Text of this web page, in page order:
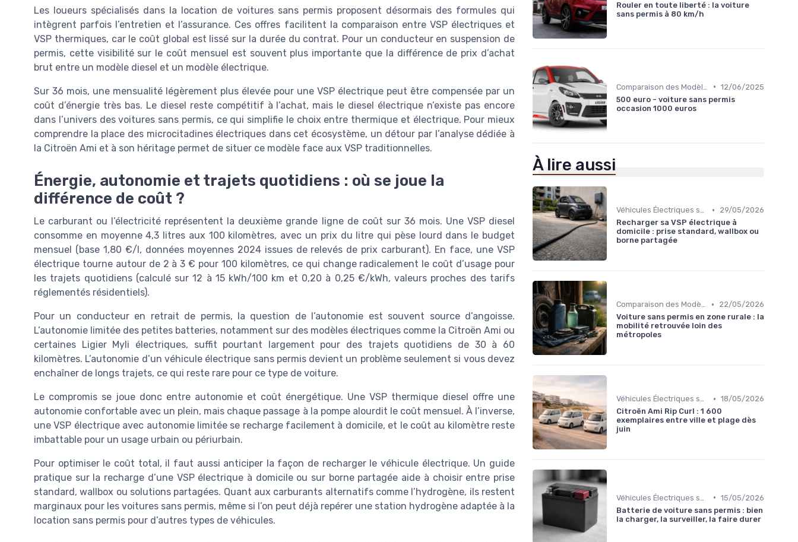
Les loueurs spécialisés dans la location de voitures sans permis proposent désormais des formules qui
intègrent parfois l’entretien et l’assurance. Ces offres facilitent la comparaison entre VSP électriques et
VSP thermiques, car le coût global est lissé sur la durée du contrat. Pour un conducteur en suspension de
permis, cette visibilité sur le coût mensuel est souvent plus importante que la différence de prix d’achat
brut entre un modèle diesel et un modèle électrique.
Sur 36 mois, une mensualité légèrement plus élevée pour une VSP électrique peut être compensée par un
coût d’énergie très bas. Le diesel reste compétitif à l’achat, mais le diesel électrique n’existe pas encore
dans l’univers des voitures sans permis, ce qui simplifie le choix entre thermique et électrique. Pour mieux
comprendre la place des microcitadines électriques dans cet écosystème, un détour par l’analyse dédiée à
la Citroën Ami et à son héritage permet de situer ce modèle face aux VSP traditionnelles.
Énergie, autonomie et trajets quotidiens : où se joue la
différence de coût ?
Le carburant ou l’électricité représentent la deuxième grande ligne de coût sur 36 mois. Une VSP diesel
consomme en moyenne 4,3 litres aux 100 kilomètres, avec un prix du litre qui pèse lourd dans le budget
mensuel (base 1,80 €/l, données moyennes 2024 issues de relevés de prix carburant). En face, une VSP
électrique tourne autour de 2 à 3 € pour 100 kilomètres, ce qui change radicalement le coût d’usage pour
les trajets quotidiens (calculé sur 12 à 15 kWh/100 km et 0,20 à 0,25 €/kWh, valeurs proches des tarifs
réglementés résidentiels).
Pour un conducteur en retrait de permis, la question de l’autonomie est souvent source d’angoisse.
L’autonomie limitée des petites batteries, notamment sur des modèles électriques comme la Citroën Ami ou
certaines Ligier Myli électriques, suffit pourtant largement pour des trajets quotidiens de 30 à 60
kilomètres. L’autonomie d’un véhicule électrique sans permis devient un problème seulement si vous devez
enchaîner de longs trajets, ce qui reste rare pour ce type de voiture.
Le compromis se joue donc entre autonomie et coût énergétique. Une VSP thermique diesel offre une
autonomie confortable avec un plein, mais chaque passage à la pompe alourdit le coût mensuel. À l’inverse,
une VSP électrique avec autonomie limitée se recharge facilement à domicile, et le coût au kilomètre reste
imbattable pour un usage urbain ou périurbain.
Pour optimiser le coût total, il faut aussi anticiper la façon de recharger le véhicule électrique. Un guide
pratique sur la recharge d’une VSP électrique à domicile ou sur borne partagée aide à choisir entre prise
standard, wallbox ou solutions partagées. Quant aux carburants alternatifs comme l’hydrogène, ils restent
marginaux pour les voitures sans permis, même si l’on peut déjà repérer une station hydrogène adaptée à la
location sans permis pour d’autres types de véhicules.
Rouler en toute liberté : la voiture
sans permis à 80 km/h
• 12/06/2025
500 euro - voiture sans permis
occasion 1000 euros
À lire aussi
Véhicules Électriques sans Permis •
29/05/2026
Recharger sa VSP électrique à
domicile : prise standard, wallbox ou
borne partagée
Comparaison des Modèles •
22/05/2026
Voiture sans permis en zone rurale : la
mobilité retrouvée loin des
métropoles
Véhicules Électriques sans Permis • 18/05/2026
Citroën Ami Rip Curl : 1 600
exemplaires entre ville et plage dès
juin
• 15/05/2026
Batterie de voiture sans permis : bien
la charger, la surveiller, la faire durer